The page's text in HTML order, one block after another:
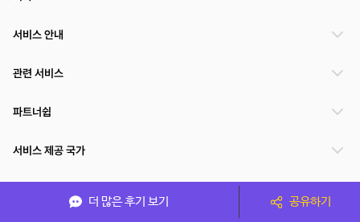
더 많은 후기 보기 공유하기
서비스 안내
관련 서비스
파트너쉽
서비스 제공 국가
(주)NSPACE 사업자정보